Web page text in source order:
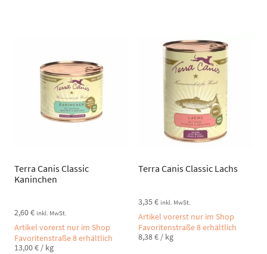
Terra Canis Classic
Kaninchen
2,60€ inkl. MwSt.
Artikel vorerst nur im Shop
Favoritenstraße 8 erhältlich
13,00€ / kg
Terra Canis Classic Lachs
3,35€ inkl. MwSt.
Artikel vorerst nur im Shop
Favoritenstraße 8 erhältlich
8,38€ / kg